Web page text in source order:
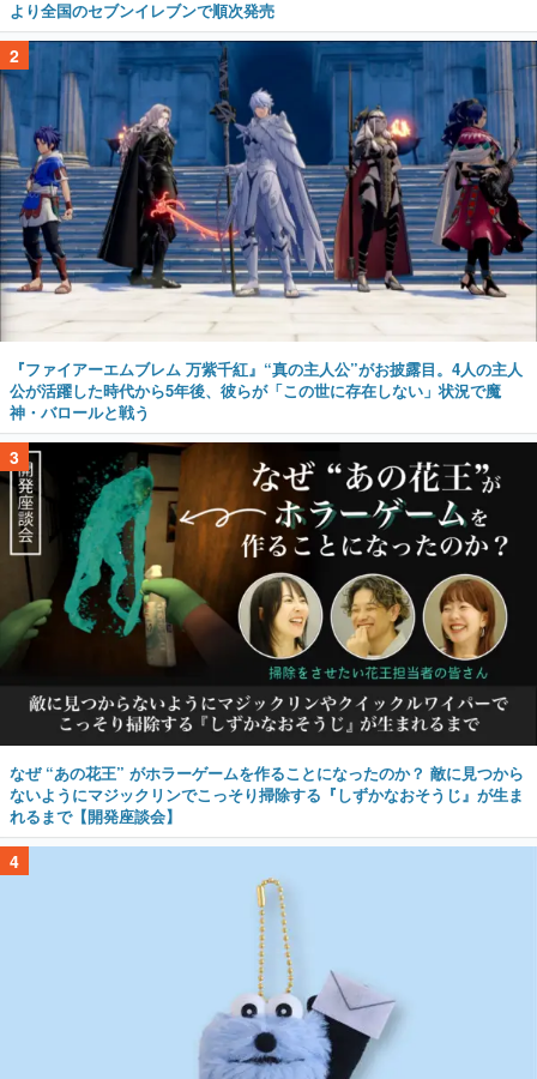
より全国のセブンイレブンで順次発売
2
『ファイアーエムブレム 万紫千紅』“真の主人公”がお披露目。4人の主人
公が活躍した時代から5年後、彼らが「この世に存在しない」状況で魔
神・バロールと戦う
3
なぜ “あの花王” がホラーゲームを作ることになったのか？ 敵に見つから
ないようにマジックリンでこっそり掃除する『しずかなおそうじ』が生ま
れるまで【開発座談会】
4